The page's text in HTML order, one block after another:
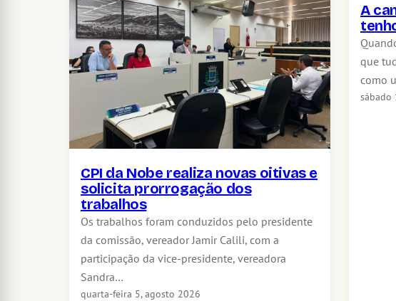
CPI da Nobe realiza novas oitivas e
solicita prorrogação dos
trabalhos
Os trabalhos foram conduzidos pelo presidente
da comissão, vereador Jamir Calili, com a
participação da vice-presidente, vereadora
Sandra…
quarta-feira 5, agosto 2026
A
que
como
sábado